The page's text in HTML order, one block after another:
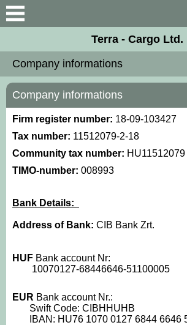
Search
Introduction
Company informations
Our colleagues
Documents
Terra - Cargo Ltd.
Company informations
Company informations
Firm register number: 18-09-103427
Tax number: 11512079-2-18
Community tax number: HU11512079
TIMO-number: 008993
Bank Details:
Address of Bank: CIB Bank Zrt.
HUF Bank account Nr:
10070127-68446646-51100005
EUR Bank account Nr.:
Swift Code: CIBHHUHB
IBAN: HU76 1070 0127 6844 6646